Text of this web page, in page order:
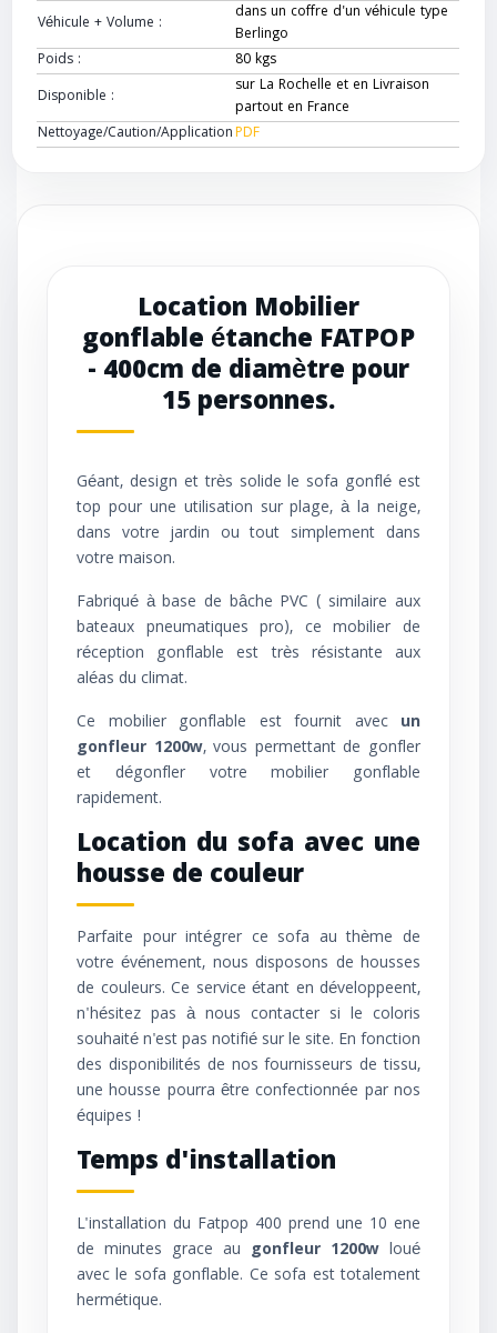
Véhicule + Volume :
dans un coffre d'un véhicule type
Berlingo
Poids :
80 kgs
Disponible :
sur La Rochelle et en Livraison
partout en France
Nettoyage/Caution/ApplicationPDF
Location Mobilier
gonflable étanche FATPOP
- 400cm de diamètre pour
15 personnes.
Géant, design et très solide le sofa gonflé est
top pour une utilisation sur plage, à la neige,
dans votre jardin ou tout simplement dans
votre maison.
Fabriqué à base de bâche PVC ( similaire aux
bateaux pneumatiques pro), ce mobilier de
réception gonflable est très résistante aux
aléas du climat.
Ce mobilier gonflable est fournit avec un
gonfleur 1200w, vous permettant de gonfler
et dégonfler votre mobilier gonflable
rapidement.
Location du sofa avec une
housse de couleur
Parfaite pour intégrer ce sofa au thème de
votre événement, nous disposons de housses
de couleurs. Ce service étant en développeent,
n'hésitez pas à nous contacter si le coloris
souhaité n'est pas notifié sur le site. En fonction
des disponibilités de nos fournisseurs de tissu,
une housse pourra être confectionnée par nos
équipes !
Temps d'installation
L'installation du Fatpop 400 prend une 10 ene
de minutes grace au gonfleur 1200w loué
avec le sofa gonflable. Ce sofa est totalement
hermétique.